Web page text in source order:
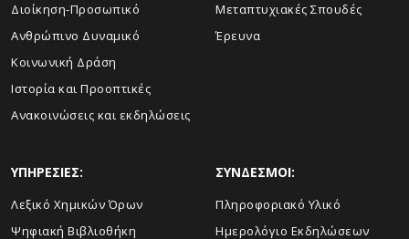
Διοίκηση-Προσωπικό
Ανθρώπινο Δυναμικό
Κοινωνική Δράση
Ιστορία και Προοπτικές
Ανακοινώσεις και εκδηλώσεις
Μεταπτυχιακές Σπουδές
Έρευνα
ΥΠΗΡΕΣΙΕΣ:
Λεξικό Χημικών Όρων
Ψηφιακή Βιβλιοθήκη
ΣΥΝΔΕΣΜΟΙ:
Πληροφοριακό Υλικό
Ημερολόγιο Εκδηλώσεων